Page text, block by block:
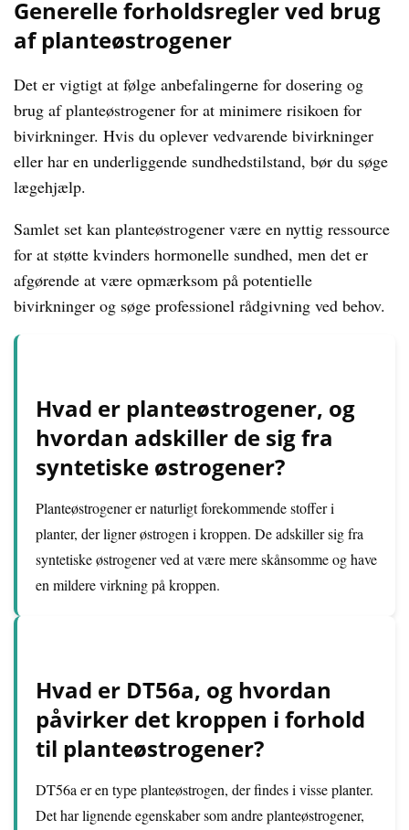
Generelle forholdsregler ved brug
af planteøstrogener
Det er vigtigt at følge anbefalingerne for dosering og
brug af planteøstrogener for at minimere risikoen for
bivirkninger. Hvis du oplever vedvarende bivirkninger
eller har en underliggende sundhedstilstand, bør du søge
lægehjælp.
Samlet set kan planteøstrogener være en nyttig ressource
for at støtte kvinders hormonelle sundhed, men det er
afgørende at være opmærksom på potentielle
bivirkninger og søge professionel rådgivning ved behov.
Hvad er planteøstrogener, og
hvordan adskiller de sig fra
syntetiske østrogener?
Planteøstrogener er naturligt forekommende stoffer i
planter, der ligner østrogen i kroppen. De adskiller sig fra
syntetiske østrogener ved at være mere skånsomme og have
en mildere virkning på kroppen.
Hvad er DT56a, og hvordan
påvirker det kroppen i forhold
til planteøstrogener?
DT56a er en type planteøstrogen, der findes i visse planter.
Det har lignende egenskaber som andre planteøstrogener,